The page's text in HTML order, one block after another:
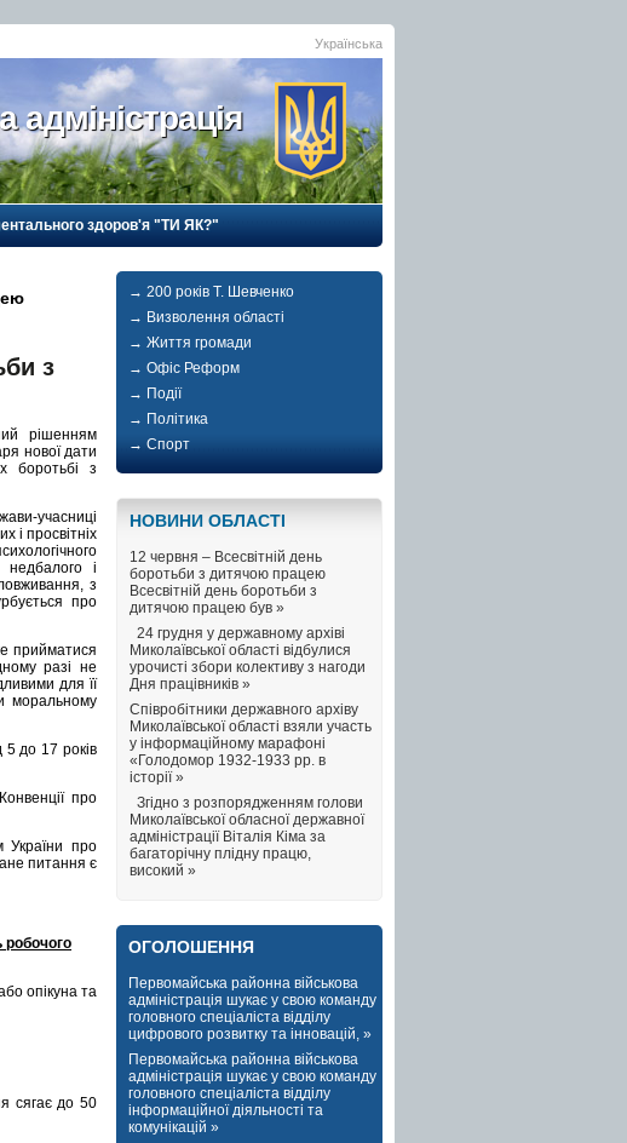
Українська
здоров'я "ТИ ЯК?"
з
рішенням
нової дати
боротьбі з
учасниці
і просвітніх
недбалого і
з
про
прийматися
разі не
для її
моральному
5 до 17 років
про
України про
питання є
робочого
опікуна та
сягає до 50
→ 200 років Т. Шевченко
→ Визволення області
→ Життя громади
→ Офіс Реформ
→ Події
→ Політика
→ Спорт
НОВИНИ ОБЛАСТI
12 червня – Всесвітній день
боротьби з дитячою працею
Всесвітній день боротьби з
дитячою працею був »
24 грудня у державному архіві
Миколаївської області відбулися
урочисті збори колективу з нагоди
Дня працівників »
Співробітники державного архіву
Миколаївської області взяли участь
у інформаційному марафоні
«Голодомор 1932-1933 рр. в
історії »
Згідно з розпорядженням голови
Миколаївської обласної державної
адміністрації Віталія Кіма за
багаторічну плідну працю,
високий »
ОГОЛОШЕННЯ
Первомайська районна військова
адміністрація шукає у свою команду
головного спеціаліста відділу
цифрового розвитку та інновацій, »
Первомайська районна військова
адміністрація шукає у свою команду
головного спеціаліста відділу
інформаційної діяльності та
комунікацій »